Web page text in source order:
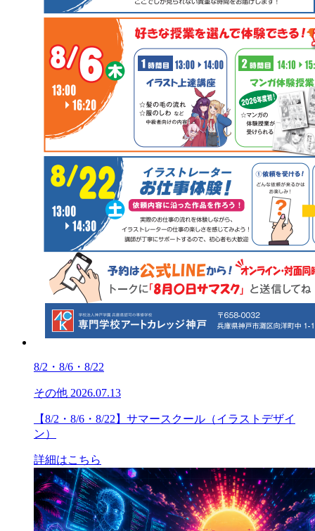
8/2・8/6・8/22
その他 2026.07.13
【8/2・8/6・8/22】サマースクール（イラストデザイ
ン）
詳細はこちら